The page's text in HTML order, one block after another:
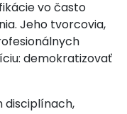
vo často
Jeho tvorcovia,
demokratizovať
disciplínach,